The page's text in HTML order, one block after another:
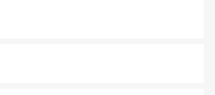
カーズは地元の風情を楽しめる外せないスポット